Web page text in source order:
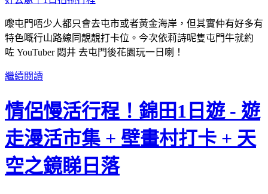
嚟屯門唔少人都只會去屯市或者黃金海岸，但其實仲有好多有
特色嘅行山路線同靚靚打卡位。今次依莉詩呢隻屯門牛就約
咗 YouTuber 悶井 去屯門後花園玩一日喇！
繼續閱讀
情侶慢活行程！錦田1日遊 - 遊
走漫活市集 + 壁畫村打卡 + 天
空之鏡睇日落